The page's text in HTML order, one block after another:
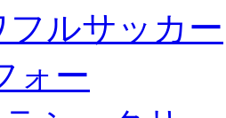
フルサッカー
ォー